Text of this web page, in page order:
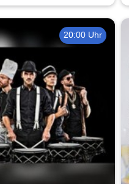
20:00 Uhr